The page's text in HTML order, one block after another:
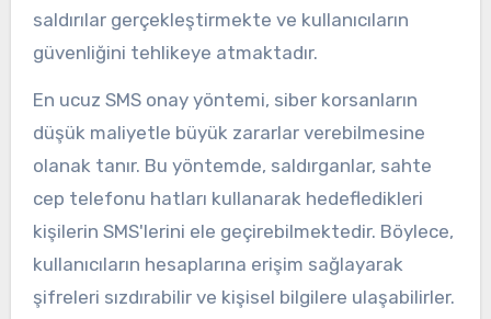
saldırılar gerçekleştirmekte ve kullanıcıların
güvenliğini tehlikeye atmaktadır.
En ucuz SMS onay yöntemi, siber korsanların
düşük maliyetle büyük zararlar verebilmesine
olanak tanır. Bu yöntemde, saldırganlar, sahte
cep telefonu hatları kullanarak hedefledikleri
kişilerin SMS'lerini ele geçirebilmektedir. Böylece,
kullanıcıların hesaplarına erişim sağlayarak
şifreleri sızdırabilir ve kişisel bilgilere ulaşabilirler.